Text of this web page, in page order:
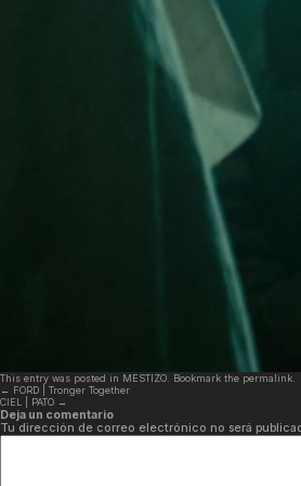
This entry was posted in MESTIZO. Bookmark the permalink.
← FORD | Tronger Together
CIEL | PATO →
Deja un comentario
Tu dirección de correo electrónico no será